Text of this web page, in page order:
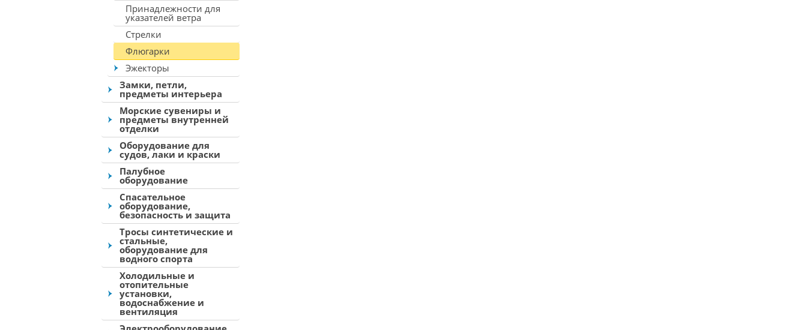
Принадлежности для
указателей ветра
Стрелки
Флюгарки
Эжекторы
Замки, петли,
предметы интерьера
Морские сувениры и
предметы внутренней
отделки
Оборудование для
судов, лаки и краски
Палубное
оборудование
Спасательное
оборудование,
безопасность и защита
Тросы синтетические и
стальные,
оборудование для
водного спорта
Холодильные и
отопительные
установки,
водоснабжение и
вентиляция